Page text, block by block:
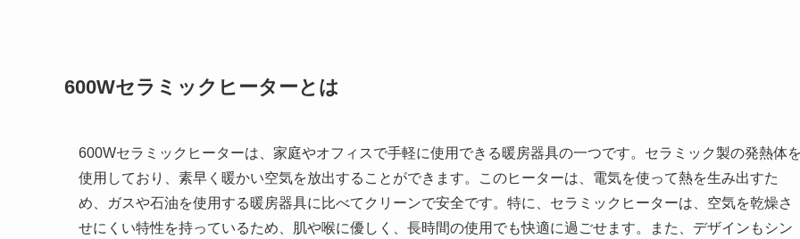
600Wセラミックヒーターとは
600Wセラミックヒーターは、家庭やオフィスで手軽に使用できる暖房器具の一つです。セラミック製の発熱体
使用しており、素早く暖かい空気を放出することができます。このヒーターは、電気を使って熱を生み出すた
め、ガスや石油を使用する暖房器具に比べてクリーンで安全です。特に、セラミックヒーターは、空気を乾燥さ
せにくい特性を持っているため、肌や喉に優しく、長時間の使用でも快適に過ごせます。また、デザインもシン